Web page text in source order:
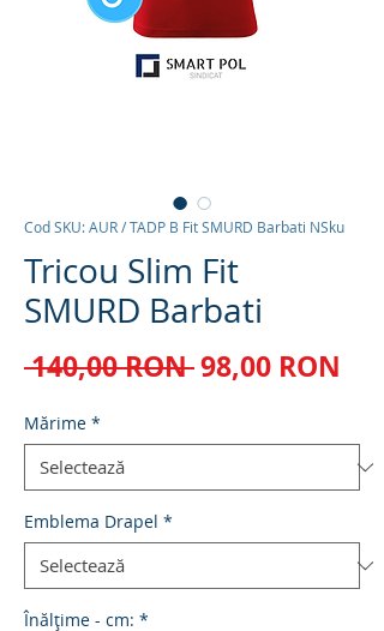
Cod SKU: AUR / TADP B Fit SMURD Barbati NSku
Tricou Slim Fit
SMURD Barbati
140,00 RON Preț
98,00 RON
Mărime *
Emblema Drapel *
Înălțime - cm: *